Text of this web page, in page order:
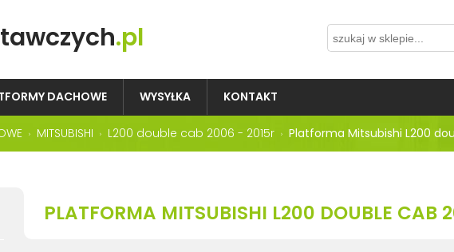
.pl
DACHOWE WYSYŁKA KONTAKT
MITSUBISHI L200 double cab 2006 - 2015r Platforma Mitsubishi L200
PLATFORMA MITSUBISHI L200 DOUBLE CAB